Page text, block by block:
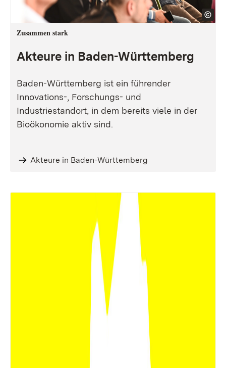
Zusammen stark
Akteure in Baden-Württemberg
Baden-Württemberg ist ein führender
Innovations-, Forschungs- und
Industriestandort, in dem bereits viele in der
Bioökonomie aktiv sind.
Akteure in Baden-Württemberg